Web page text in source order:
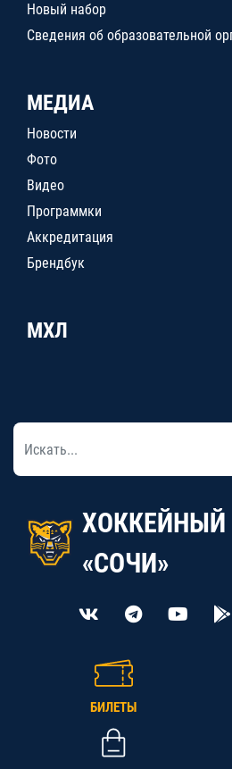
Новый набор
Сведения об образовательной
МЕДИА
Новости
Фото
Видео
Программки
Аккредитация
Брендбук
МХЛ
ХОККЕЙНЫЙ
«СОЧИ»
БИЛЕТЫ